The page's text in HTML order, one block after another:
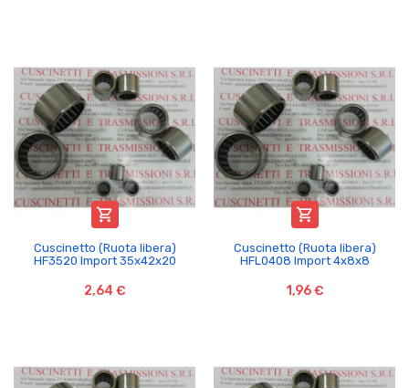

Cuscinetto (Ruota libera)
HF3520 Import 35x42x20
2,64 €

Cuscinetto (Ruota libera)
HFL0408 Import 4x8x8
1,96 €